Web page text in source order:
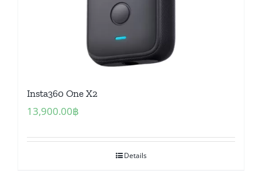
Insta360 One X2
13,900.00฿
Details